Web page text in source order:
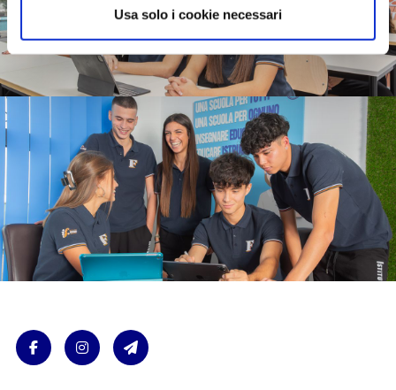
Usa solo i cookie necessari